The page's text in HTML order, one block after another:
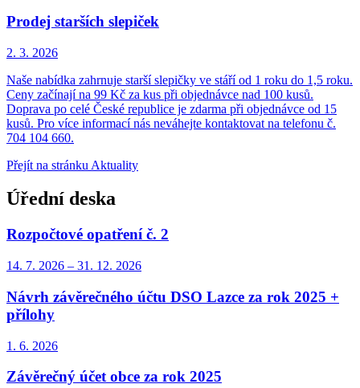
Prodej starších slepiček
2. 3. 2026
Naše nabídka zahrnuje starší slepičky ve stáří od 1 roku do 1,5 roku.
Ceny začínají na 99 Kč za kus při objednávce nad 100 kusů.
Doprava po celé České republice je zdarma při objednávce od 15
kusů. Pro více informací nás neváhejte kontaktovat na telefonu č.
704 104 660.
Přejít na stránku Aktuality
Úřední deska
Rozpočtové opatření č. 2
14. 7. 2026 – 31. 12. 2026
Návrh závěrečného účtu DSO Lazce za rok 2025 +
přílohy
1. 6. 2026
Závěrečný účet obce za rok 2025